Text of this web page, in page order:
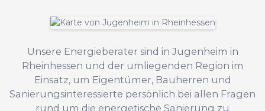
Unsere Energieberater sind in Jugenheim in
Rheinhessen und der umliegenden Region im
Einsatz, um Eigentümer, Bauherren und
Sanierungsinteressierte persönlich bei allen Fragen
rund um die energetische Sanierung zu